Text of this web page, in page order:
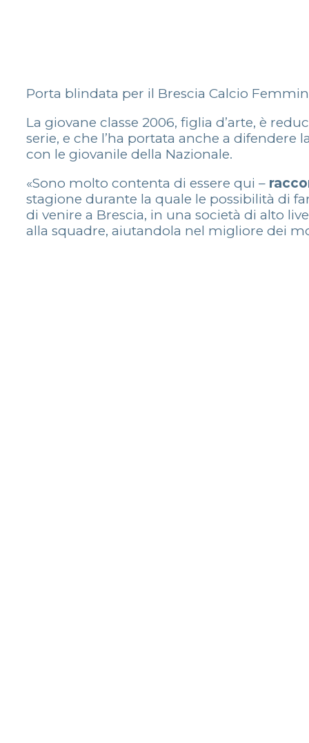
Porta blindata per il Brescia Calcio
La giovane classe 2006, figlia d’arte, è
serie, e che l’ha portata anche a
con le giovanile della Nazionale.
«Sono molto contenta di essere qui –
stagione durante la quale le possibilità di
di venire a Brescia, in una società di alto
alla squadre, aiutandola nel migliore dei